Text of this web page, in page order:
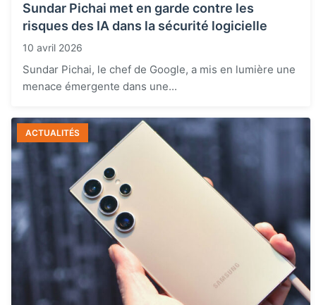
Sundar Pichai met en garde contre les
risques des IA dans la sécurité logicielle
10 avril 2026
Sundar Pichai, le chef de Google, a mis en lumière une
menace émergente dans une...
ACTUALITÉS